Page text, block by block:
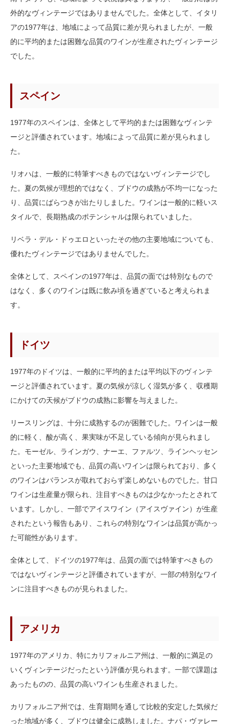
外的なヴィンテージではありませんでした。全体として、イタリ
アの1977年は、地域によって品質に差が見られましたが、一般
的に平均的または困難な品質のワインが生産されたヴィンテージ
でした。
スペイン
1977年のスペインは、全体として平均的または困難なヴィンテ
ージと評価されています。地域によって品質に差が見られまし
た。
リオハは、一般的に特筆すべきものではないヴィンテージでし
た。夏の気候が理想的ではなく、ブドウの成熟が不均一になった
り、品質にばらつきが出たりしました。ワインは一般的に軽いス
タイルで、長期熟成のポテンシャルは限られていました。
リベラ・デル・ドゥエロといったその他の主要地域についても、
優れたヴィンテージではありませんでした。
全体として、スペインの1977年は、品質の面では特別なもので
はなく、多くのワインは既に飲み頃を過ぎていると考えられま
す。
ドイツ
1977年のドイツは、一般的に平均的または平均以下のヴィンテ
ージと評価されています。夏の気候が涼しく湿気が多く、収穫期
にかけての天候がブドウの成熟に影響を与えました。
リースリングは、十分に成熟するのが困難でした。ワインは一般
的に軽く、酸が高く、果実味が不足している傾向が見られまし
た。モーゼル、ラインガウ、ナーエ、ファルツ、ラインヘッセン
といった主要地域でも、品質の高いワインは限られており、多く
のワインはバランスが取れておらず楽しめないものでした。甘口
ワインは生産量が限られ、注目すべきものは少なかったとされて
います。しかし、一部でアイスワイン（アイスヴァイン）が生産
されたという報告もあり、これらの特別なワインは品質が高かっ
た可能性があります。
全体として、ドイツの1977年は、品質の面では特筆すべきもの
ではないヴィンテージと評価されていますが、一部の特別なワイ
ンに注目すべきものが見られました。
アメリカ
1977年のアメリカ、特にカリフォルニア州は、一般的に満足の
いくヴィンテージだったという評価が見られます。一部で課題は
あったものの、品質の高いワインも生産されました。
カリフォルニア州では、生育期間を通して比較的安定した気候だ
った地域が多く、ブドウは健全に成熟しました。ナパ・ヴァレー